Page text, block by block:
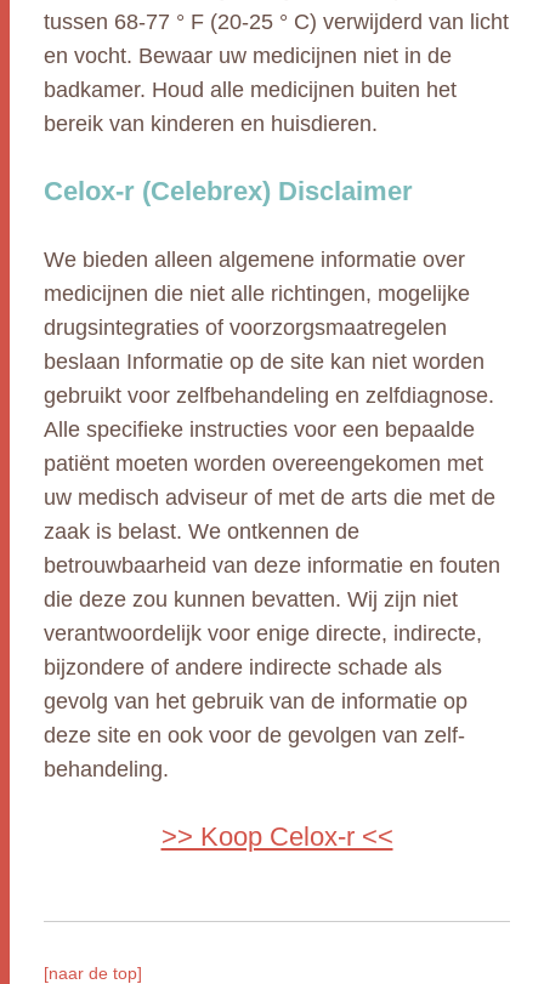
tussen 68-77 ° F (20-25 ° C) verwijderd van licht
en vocht. Bewaar uw medicijnen niet in de
badkamer. Houd alle medicijnen buiten het
bereik van kinderen en huisdieren.
Celox-r (Celebrex) Disclaimer
We bieden alleen algemene informatie over
medicijnen die niet alle richtingen, mogelijke
drugsintegraties of voorzorgsmaatregelen
beslaan Informatie op de site kan niet worden
gebruikt voor zelfbehandeling en zelfdiagnose.
Alle specifieke instructies voor een bepaalde
patiënt moeten worden overeengekomen met
uw medisch adviseur of met de arts die met de
zaak is belast. We ontkennen de
betrouwbaarheid van deze informatie en fouten
die deze zou kunnen bevatten. Wij zijn niet
verantwoordelijk voor enige directe, indirecte,
bijzondere of andere indirecte schade als
gevolg van het gebruik van de informatie op
deze site en ook voor de gevolgen van zelf-
behandeling.
>> Koop Celox-r <<
[naar de top]